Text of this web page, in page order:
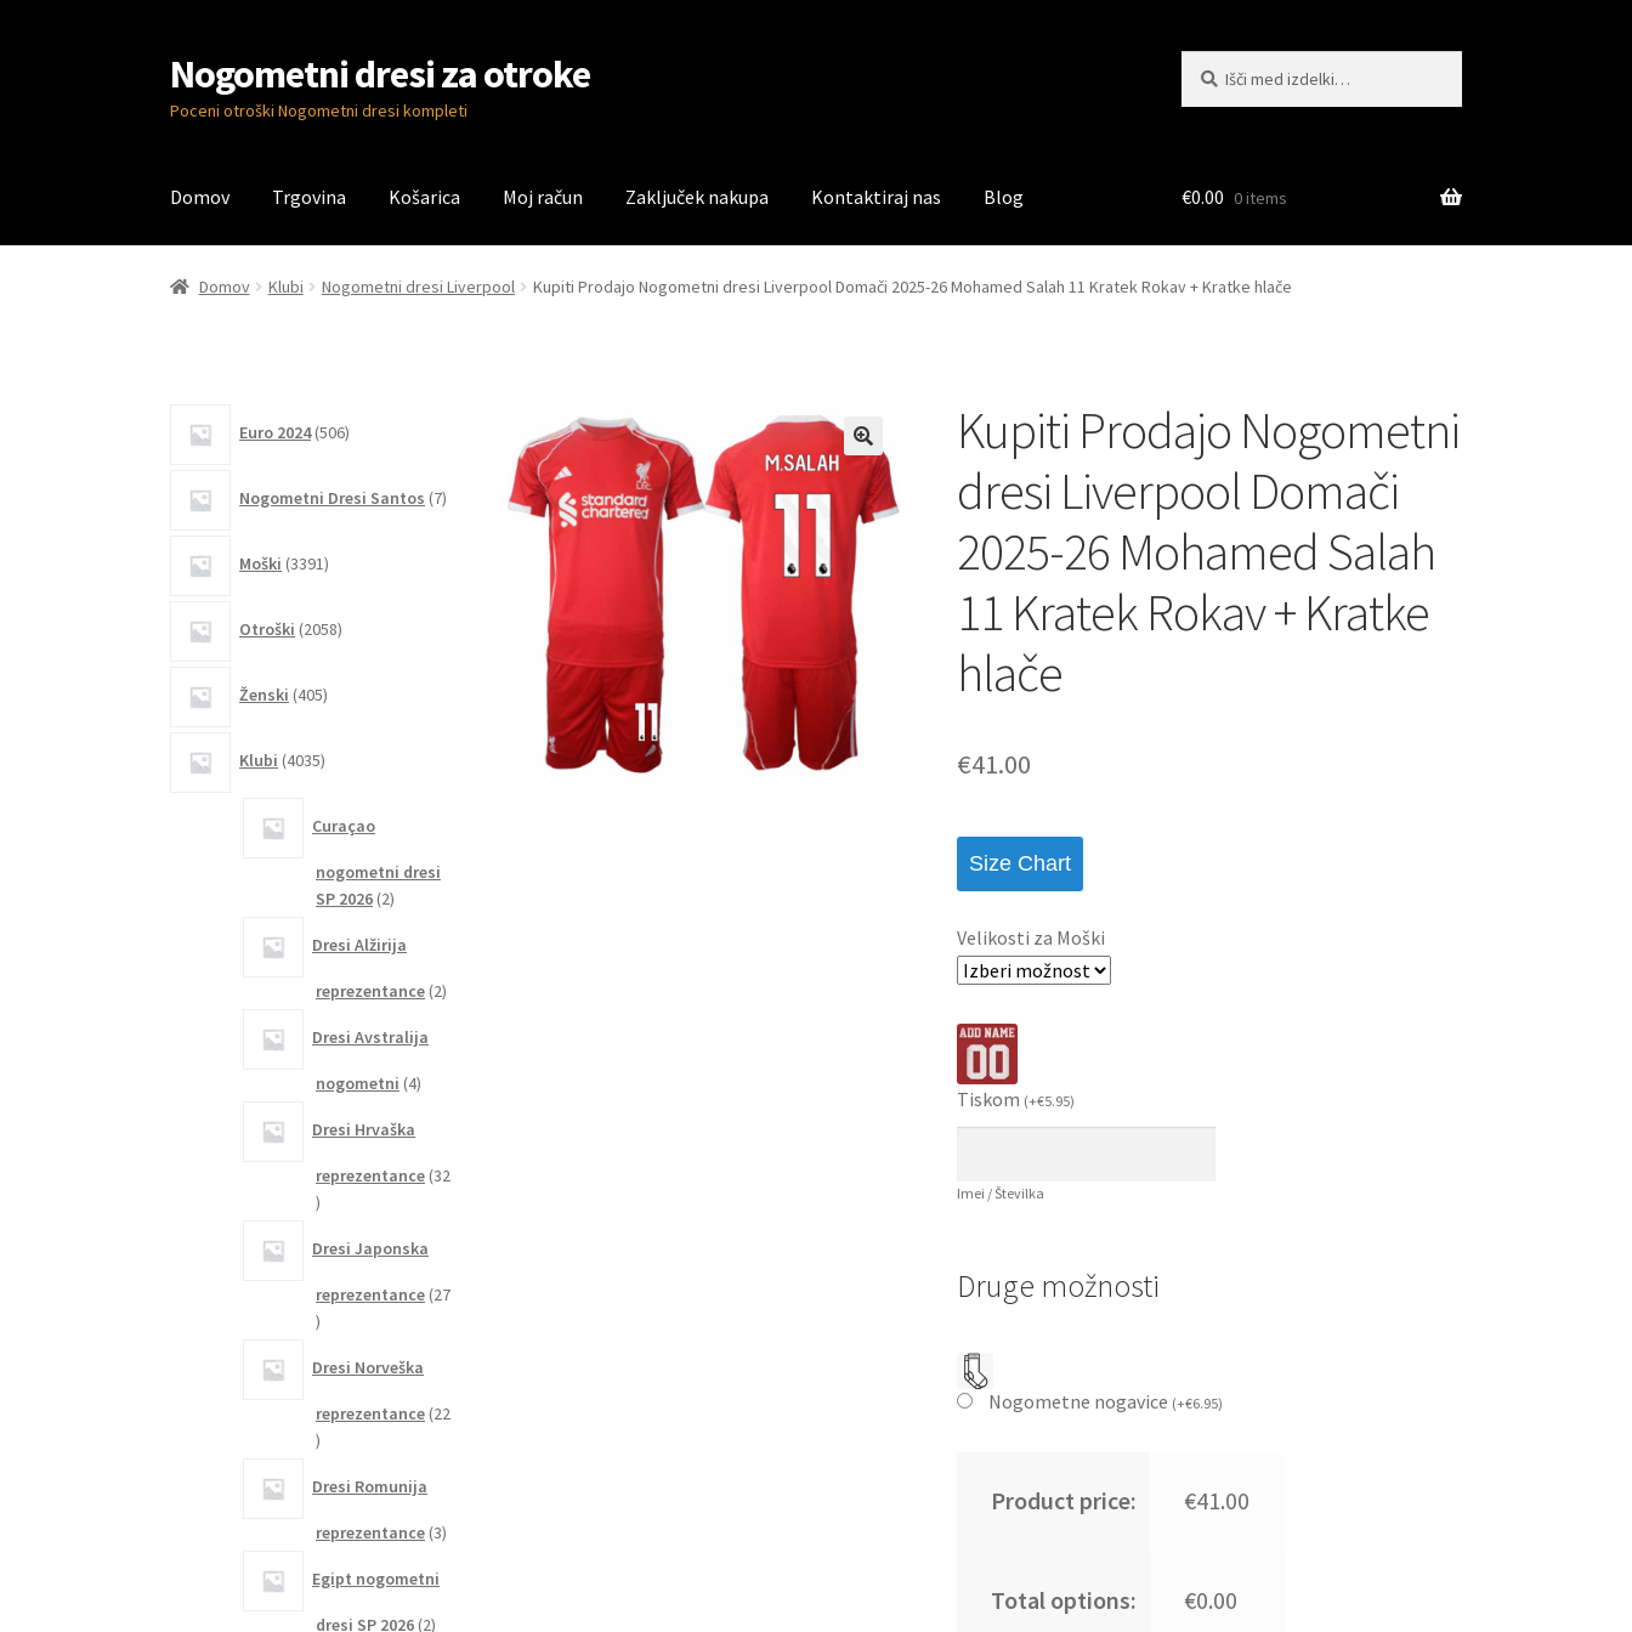
Skip
to
navigation
Skip
to
content
Nogometni dresi za otroke
Poceni otroški Nogometni dresi kompleti
Domov Trgovina Košarica Moj račun Zaključek nakupa Kontaktiraj nas Blog
Domov BlogKontaktiraj nas Košarica Moj računTrgovinaZaključek nakupa
€0.00 0 items
Domov Klubi Nogometni dresi Liverpool Kupiti Prodajo Nogometni dresi Liverpool Domači 2025-26 Mohamed Salah 11 Kratek Rokav + Kratke hlače
Kupiti Prodajo Nogometni
dresi Liverpool Domači
2025-26 Mohamed Salah
11 Kratek Rokav + Kratke
hlače
€41.00
Size Chart
Velikosti za Moški
Tiskom (+€5.95)
Imei / Številka
Druge možnosti
Nogometne nogavice (+€6.95)
Product price: €41.00
Total options: €0.00
Euro 2024 506izdelkov
Nogometni Dresi Santos 7izdelkov
Moški 3391izdelkov
Otroški 2058izdelkov
Ženski 405izdelkov
Klubi 4035izdelkov
Curaçao
nogometni dresi
SP 2026 22
Dresi Alžirija
reprezentance 22
Dresi Avstralija
nogometni 44
Dresi Hrvaška
reprezentance 32
32
Dresi Japonska
reprezentance 27
27
Dresi Norveška
reprezentance 22
22
Dresi Romunija
reprezentance 33
Egipt nogometni
dresi SP 2026 22